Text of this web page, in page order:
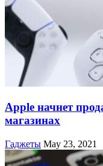
Apple начнет
магазинах
Гаджеты May 23, 2021